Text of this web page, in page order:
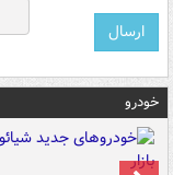
خودرو